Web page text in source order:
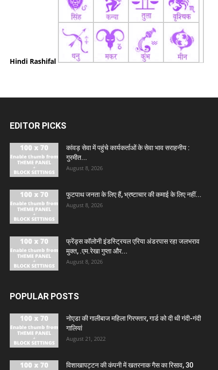
Hindi Rashifal
EDITOR PICKS
कांवड़ सेवा में पहुंचे कार्यकर्ताओं के सेवा भाव सराहनीय :
गुरमीत...
August 8, 2026
फुटपाथ जनता के लिए हैं, भ्रष्टाचार की कमाई के लिए नहीं...
August 8, 2026
फ्रेंड्स कॉलोनी इंडस्ट्रियल एरिया अंडरपास रहा जलभराव
मुक्त, .एम.रेखा गुप्ता और...
August 8, 2026
POPULAR POSTS
नोएडा की गालीबाज महिला गिरफ्तार, गार्ड को दी थी गंदी-गंदी
गालियां
August 21, 2022
विशाखापट्टन की कंपनी में खतरनाक गैस का रिसाव, 30